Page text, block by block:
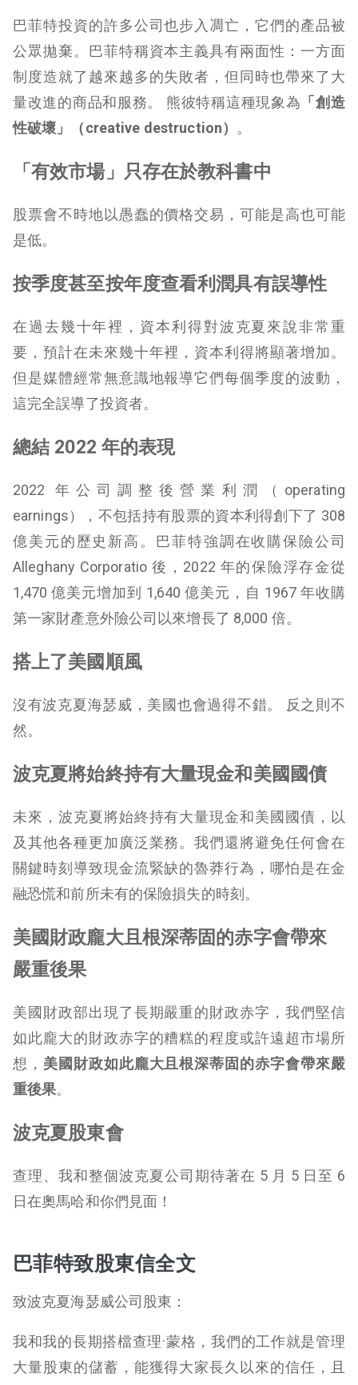
巴菲特投資的許多公司也步入凋亡，它們的產品被
公眾拋棄。巴菲特稱資本主義具有兩面性：一方面
制度造就了越來越多的失敗者，但同時也帶來了大
量改進的商品和服務。 熊彼特稱這種現象為 「創造
性破壞」（creative destruction） 。
「有效市場」只存在於教科書中
股票會不時地以愚蠢的價格交易，可能是高也可能
是低。
按季度甚至按年度查看利潤具有誤導性
在過去幾十年裡，資本利得對波克夏來說非常重
要，預計在未來幾十年裡，資本利得將顯著增加。
但是媒體經常無意識地報導它們每個季度的波動，
這完全誤導了投資者。
總結 2022 年的表現
2022 年公司調整後營業利潤（operating
earnings），不包括持有股票的資本利得創下了 308
億美元的歷史新高。巴菲特強調在收購保險公司
Alleghany Corporatio 後，2022 年的保險浮存金從
1,470 億美元增加到 1,640 億美元，自 1967 年收購
第一家財產意外險公司以來增長了 8,000 倍。
搭上了美國順風
沒有波克夏海瑟威，美國也會過得不錯。 反之則不
然。
波克夏將始終持有大量現金和美國國債
未來，波克夏將始終持有大量現金和美國國債，以
及其他各種更加廣泛業務。我們還將避免任何會在
關鍵時刻導致現金流緊缺的魯莽行為，哪怕是在金
融恐慌和前所未有的保險損失的時刻。
美國財政龐大且根深蒂固的赤字會帶來
嚴重後果
美國財政部出現了長期嚴重的財政赤字，我們堅信
如此龐大的財政赤字的糟糕的程度或許遠超市場所
想， 美國財政如此龐大且根深蒂固的赤字會帶來嚴
重後果。
波克夏股東會
查理、我和整個波克夏公司期待著在 5 月 5 日至 6
日在奧馬哈和你們見面！
巴菲特致股東信全文
致波克夏海瑟威公司股東：
我和我的長期搭檔查理·蒙格，我們的工作就是管理
大量股東的儲蓄，能獲得大家長久以來的信任，且